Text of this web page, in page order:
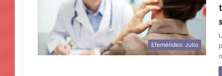
Efemérides: Julio